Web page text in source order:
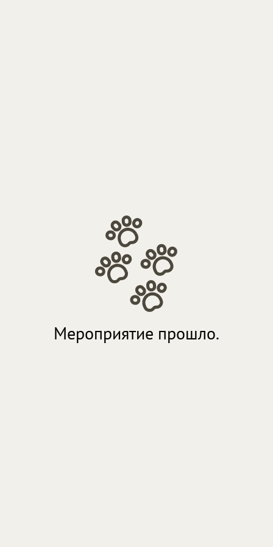
Мероприятие прошло.